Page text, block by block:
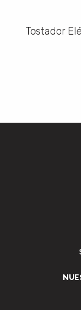
Tostador